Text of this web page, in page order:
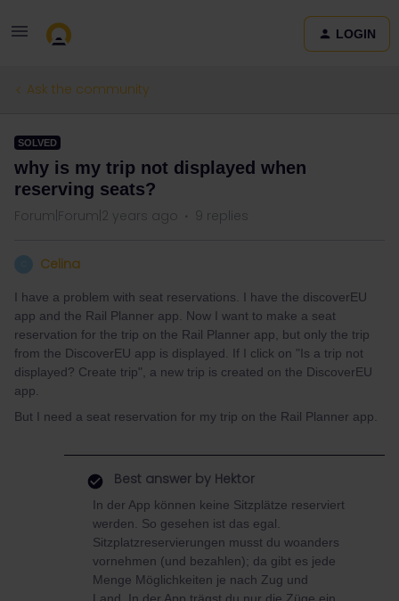
LOGIN
Ask the community
SOLVED
why is my trip not displayed when
reserving seats?
Forum|Forum|2 years ago 9 replies
Celina
I have a problem with seat reservations. I have the discoverEU
app and the Rail Planner app. Now I want to make a seat
reservation for the trip on the Rail Planner app, but only the trip
from the DiscoverEU app is displayed. If I click on "Is a trip not
displayed? Create trip", a new trip is created on the DiscoverEU
app.
But I need a seat reservation for my trip on the Rail Planner app.
Best answer by Hektor
In der App können keine Sitzplätze reserviert
werden. So gesehen ist das egal.
Sitzplatzreservierungen musst du woanders
vornehmen (und bezahlen); da gibt es jede
Menge Möglichkeiten je nach Zug und